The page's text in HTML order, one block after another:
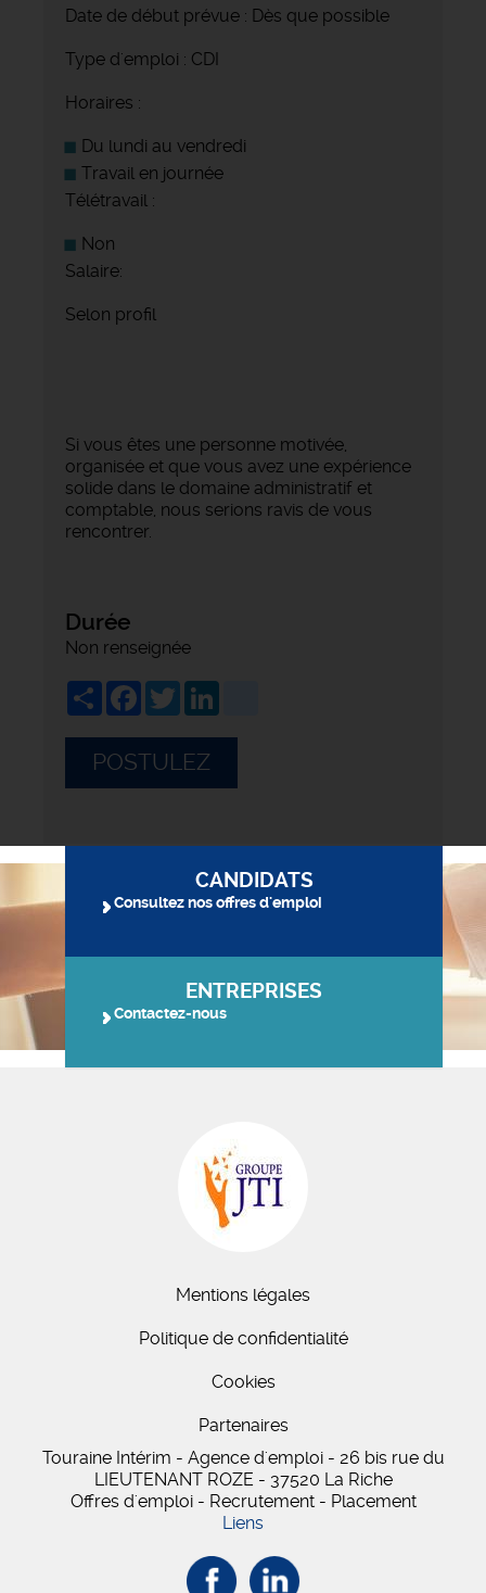
Date de début prévue : Dès que possible
Type d'emploi : CDI
Horaires :
Du lundi au vendredi
Travail en journée
Télétravail :
Non
Salaire:
Selon profil
Si vous êtes une personne motivée,
organisée et que vous avez une expérience
solide dans le domaine administratif et
comptable, nous serions ravis de vous
rencontrer.
Durée
Non renseignée
ShareFacebook
Twitter
POSTULEZ
CANDIDATS
Consultez nos offres d'emploi
ENTREPRISES
Contactez-nous
Mentions légales
Politique de confidentialité
Cookies
Partenaires
Touraine Intérim - Agence d'emploi - 26 bisrue du
LIEUTENANT ROZE - 37520 La Riche
Offres d'emploi - Recrutement - Placement
Liens